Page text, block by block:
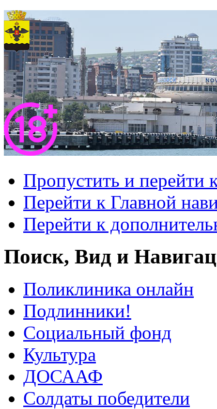
Пропустить и перейти
Перейти к Главной
Перейти к
Поиск, Вид и
Поликлиника онлайн
Подлинники!
Социальный фонд
Культура
ДОСААФ
Солдаты победители